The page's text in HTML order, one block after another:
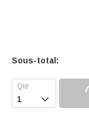
Sous-total:
